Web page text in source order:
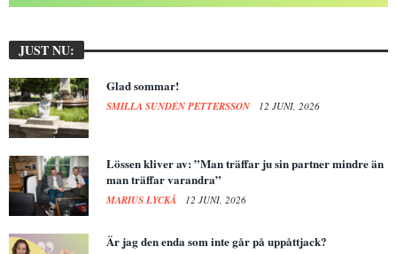
JUST NU:
Glad sommar!
SMILLA SUNDÉN PETTERSSON 12 JUNI, 2026
Lössen kliver av: ”Man träffar ju sin partner mindre än
man träffar varandra”
MARIUS LYCKÅ 12 JUNI, 2026
Är jag den enda som inte går på uppåttjack?